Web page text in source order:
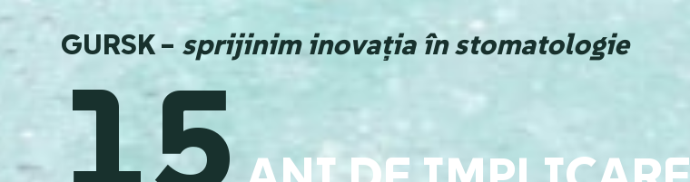
GURSK –sprijinim inovația în stomatologie
15